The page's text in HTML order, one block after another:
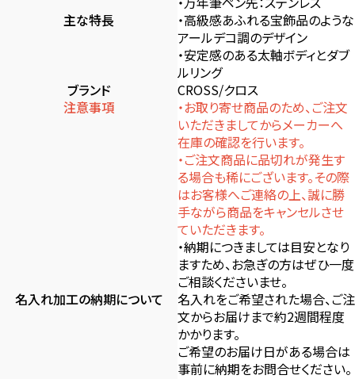
主な特長
・高級感あふれる宝飾品のような
アールデコ調のデザイン
・安定感のある太軸ボディとダブ
ルリング
ブランド
CROSS/クロス
注意事項
・お取り寄せ商品のため、ご注文
いただきましてからメーカーへ
在庫の確認を行います。
・ご注文商品に品切れが発生す
る場合も稀にございます。その際
はお客様へご連絡の上、誠に勝
手ながら商品をキャンセルさせ
ていただきます。
・納期につきましては目安となり
ますため、お急ぎの方はぜひ一度
ご相談くださいませ。
名入れ加工の納期について
名入れをご希望された場合、ご注
文からお届けまで約2週間程度
かかります。
ご希望のお届け日がある場合は
事前に納期をお問合せください。